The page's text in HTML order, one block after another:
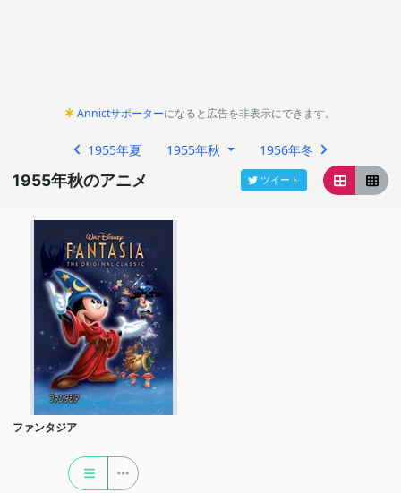
Annictサポーターになると広告を非表示にできます。
1955年夏 1955年秋 1956年冬
1955年秋のアニメ ツイート
ファンタジア